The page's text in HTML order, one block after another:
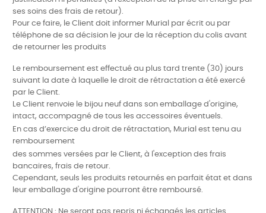
ses soins des frais de retour).
Pour ce faire, le Client doit informer Murial par écrit ou par
téléphone de sa décision le jour de la réception du colis avant
de retourner les produits
Le remboursement est effectué au plus tard trente (30) jours
suivant la date à laquelle le droit de rétractation a été exercé
par le Client.
Le Client renvoie le bijou neuf dans son emballage d'origine,
intact, accompagné de tous les accessoires éventuels.
En cas d’exercice du droit de rétractation, Murial est tenu au
remboursement
des sommes versées par le Client, à l'exception des frais
bancaires, frais de retour.
Cependant, seuls les produits retournés en parfait état et dans
leur emballage d'origine pourront être remboursé.